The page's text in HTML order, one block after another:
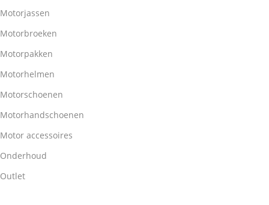
Motorjassen
Motorbroeken
Motorpakken
Motorhelmen
Motorschoenen
Motorhandschoenen
Motor accessoires
Onderhoud
Outlet